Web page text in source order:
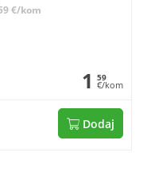
€/kom
1 59
€/kom
Dodaj